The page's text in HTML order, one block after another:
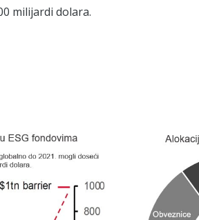
milijardi dolara.